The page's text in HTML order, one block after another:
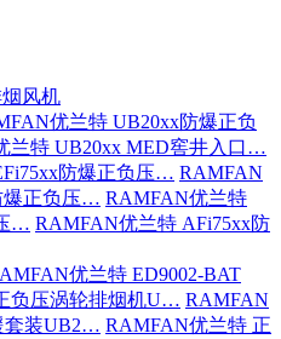
风机
优兰特 UB20xx防爆正负
兰特 UB20xx MED窖井入口…
防爆正负压… RAMFAN
爆正负压… RAMFAN优兰特
… RAMFAN优兰特 AFi75xx防
优兰特 ED9002-BAT
负压涡轮排烟机U… RAMFAN
套装UB2… RAMFAN优兰特 正